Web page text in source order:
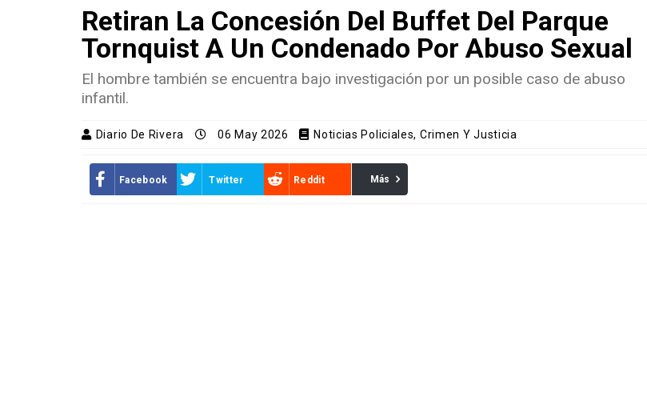
Retiran La Concesión Del Buffet Del Parque
Tornquist A Un Condenado Por Abuso Sexual
El hombre también se encuentra bajo investigación por un posible caso de abuso
infantil.
Diario De Rivera 06 May 2026 Noticias Policiales, Crimen Y Justicia
Facebook Twitter Reddit Más